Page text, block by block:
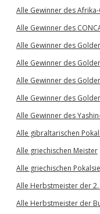
Alle Gewinner des
Alle Gewinner des
Alle Gewinner des
Alle Gewinner des
Alle Gewinner des
Alle Gewinner des
Alle Gewinner des
Alle gibraltarischen
Alle griechischen Meister
Alle griechischen
Alle Herbstmeister der
Alle Herbstmeister der